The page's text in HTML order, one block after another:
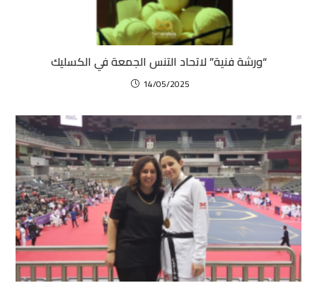
“ورشة فنية” لاتحاد التنس الجمعة في الكسليك
14/05/2025